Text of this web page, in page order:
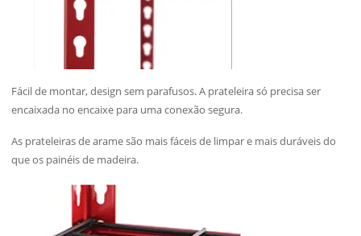
Fácil de montar, design sem parafusos. A prateleira só precisa ser
encaixada no encaixe para uma conexão segura.
As prateleiras de arame são mais fáceis de limpar e mais duráveis do
que os painéis de madeira.